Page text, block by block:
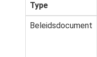
Type
Beleidsdocument